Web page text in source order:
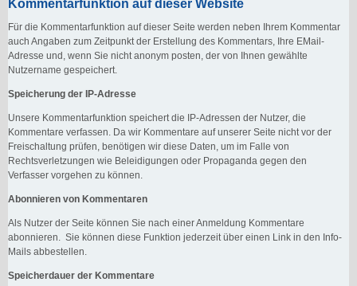
Kommentarfunktion auf dieser Website
Für die Kommentarfunktion auf dieser Seite werden neben Ihrem Kommentar
auch Angaben zum Zeitpunkt der Erstellung des Kommentars, Ihre EMail-
Adresse und, wenn Sie nicht anonym posten, der von Ihnen gewählte
Nutzername gespeichert.
Speicherung der IP-Adresse
Unsere Kommentarfunktion speichert die IP-Adressen der Nutzer, die
Kommentare verfassen. Da wir Kommentare auf unserer Seite nicht vor der
Freischaltung prüfen, benötigen wir diese Daten, um im Falle von
Rechtsverletzungen wie Beleidigungen oder Propaganda gegen den
Verfasser vorgehen zu können.
Abonnieren von Kommentaren
Als Nutzer der Seite können Sie nach einer Anmeldung Kommentare
abonnieren. Sie können diese Funktion jederzeit über einen Link in den Info-
Mails abbestellen.
Speicherdauer der Kommentare